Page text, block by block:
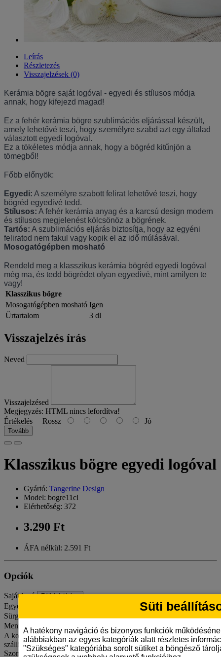
Leírás
Részletezés
Visszajelzések (0)
Kerámia bögre saját logóval - egyedi és stílusos módja
annak, hogy kifejezd magad!
Ez a fehér kerámia bögre szublimációs eljárással készült,
amely lehetővé teszi, hogy személyre szabd azt egy általad
választott egyedi logóval.
Ez a tökéletes módja annak, hogy a bögréd kitűnjön a
tömegből!
Főbb előnyök:
Egyedi: A személyre szabott felirat lehetővé teszi, hogy
bögréd egyedivé tedd.
Stílusos: A fehér kerámia anyag és a karcsú design modern
és stílusos megjelenést kölcsönöz a bögrének.
Tartós: A szublimációs eljárás biztosítja, hogy az egyéni
feliratod nem fakul vagy kopik el az idő múlásával.
Mosogatógépben mosható
Rendeld meg a klasszikus kerámia bögréd egyedi logóval
még ma, és tedd bögrédet olyan egyedivé, mint amilyen te
vagy!
Klasszikus bögre
Mosogatógépben mosható Igen
Űrtartalom
3 dl
Visszajelzés írás
Neved
Visszajelzésed
Megjegyzés: HTML nincs lefordítva!
Értékelés Rossz Jó
Tovább
Klasszikus bögre egyedi logóval
Gyártó: Tangerine Design
Model: bogre11cl
Elérhetőség: 372
3.290 Ft
ÁFA nélkül: 2.591 Ft
Opciók
Saját logó Fájl feltöltése
Egyedi szöveg
Sürgősségi gyártás
Mennyiség
A kosár jelenlegi értékével még 15 000 Ft hiányzik az ingyenes
szállításhoz MPL csomagpontra vagy automatába.
Szombat van – hétfőn adjuk fel.
Süti
A hatékony navigáció és bizonyos funkciók
alábbiakban az egyes kategóriák alatt részletes
"Szükséges" kategóriába sorolt sütiket a böngésző